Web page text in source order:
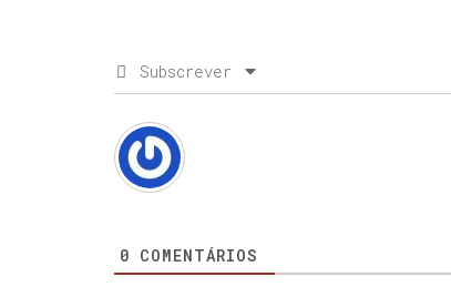
Subscrever
0 COMENTÁRIOS